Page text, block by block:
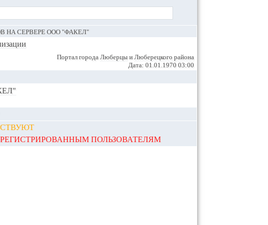
НА СЕРВЕРЕ ООО "ФАКЕЛ"
Портал города Люберцы и Люберецкого района
Дата: 01.01.1970 03:00
ПОЛЬЗОВАТЕЛЯМ